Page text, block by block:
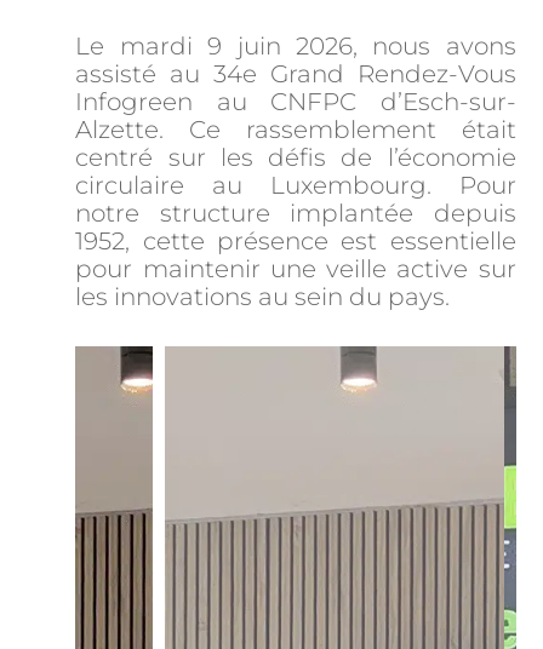
Le mardi 9 juin 2026, nous avons
assisté au 34e Grand Rendez-Vous
Infogreen au CNFPC d’Esch-sur-
Alzette. Ce rassemblement était
centré sur les défis de l’économie
circulaire au Luxembourg. Pour
notre structure implantée depuis
1952, cette présence est essentielle
pour maintenir une veille active sur
les innovations au sein du pays.